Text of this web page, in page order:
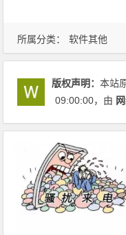
所属分类： 软件其他
版权声明：本站
09:00:00，由